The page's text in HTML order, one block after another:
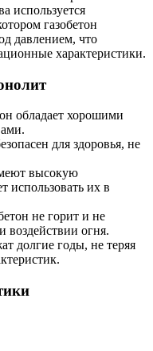
используется
газобетон
давлением, что
характеристики.
обладает хорошими
для здоровья, не
высокую
использовать их в
не горит и не
воздействии огня.
долгие годы, не теряя